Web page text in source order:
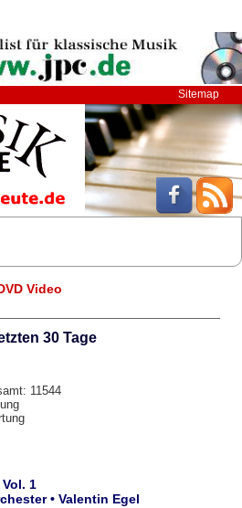
Sitemap
Video
30 Tage
11544
1
• Valentin Egel